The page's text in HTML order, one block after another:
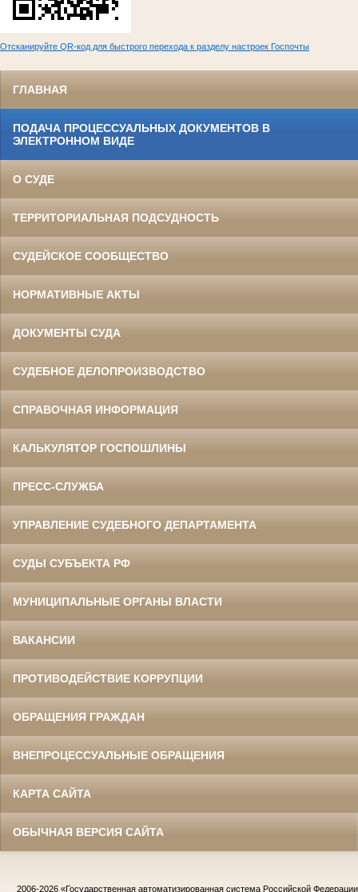
Отсканируйте QR-код для быстрого перехода к разделу настроек Госпочты
ГЛАВНАЯ
ПОДАЧА ПРОЦЕССУАЛЬНЫХ ДОКУМЕНТОВ В
ЭЛЕКТРОННОМ ВИДЕ
О СУДЕ
ТЕРРИТОРИАЛЬНАЯ ПОДСУДНОСТЬ
СУДЕЙСКОЕ СООБЩЕСТВО
НОРМАТИВНЫЕ АКТЫ
ДОКУМЕНТЫ СУДА
СУДЕБНОЕ ДЕЛОПРОИЗВОДСТВО
СПРАВОЧНАЯ ИНФОРМАЦИЯ
КАЛЬКУЛЯТОР ГОСПОШЛИНЫ
ПРЕСС-СЛУЖБА
УПРАВЛЕНИЕ СУДЕБНОГО ДЕПАРТАМЕНТА
СУДЫ СУБЪЕКТА РФ
МУНИЦИПАЛЬНЫЕ ОРГАНЫ ВЛАСТИ
ВАКАНСИИ
ПРОТИВОДЕЙСТВИЕ КОРРУПЦИИ
ОБРАЩЕНИЯ ГРАЖДАН
ВНЕПРОЦЕССУАЛЬНЫЕ ОБРАЩЕНИЯ
КАРТА САЙТА
ОБЫЧНАЯ ВЕРСИЯ САЙТА
2006-2026 «Государственная автоматизированная система Российской